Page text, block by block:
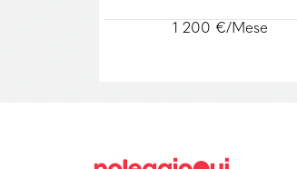
529 €/Mese